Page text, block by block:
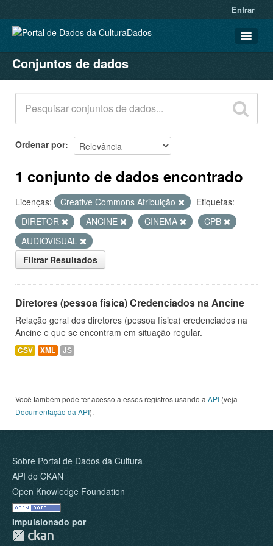
Entrar
CONJUNTOS DE DADOS
ORGANIZAÇÕES
GRUPOS
SOBRE
Conjuntos de dados
Ordenar por
1 conjunto de dados encontrado
Licenças: Creative Commons Atribuição
Etiquetas:
DIRETOR
ANCINE CINEMA
CPB
AUDIOVISUAL
Filtrar Resultados
Diretores (pessoa física) Credenciados na Ancine
Relação geral dos diretores (pessoa física) credenciados na
Ancine e que se encontram em situação regular.
CSV XML JS
Você também pode ter acesso a esses registros usando a API (veja
Documentação da API).
Sobre Portal de Dados da Cultura
API do CKAN
Open Knowledge Foundation
Impulsionado por